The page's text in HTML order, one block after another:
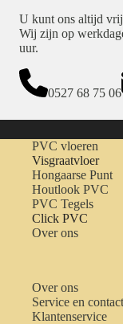
U kunt ons altijd
Wij zijn op
uur.
0527 68 75 06
PVC vloeren
Visgraatvloer
Hongaarse Punt
Houtlook PVC
PVC Tegels
Click PVC
Over ons
Over ons
Service en contact
Klantenservice